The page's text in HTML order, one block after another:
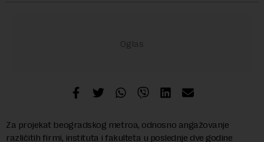
Za projekat beogradskog metroa, odnosno angažovanje
različitih firmi, instituta i fakulteta u poslednje dve godine